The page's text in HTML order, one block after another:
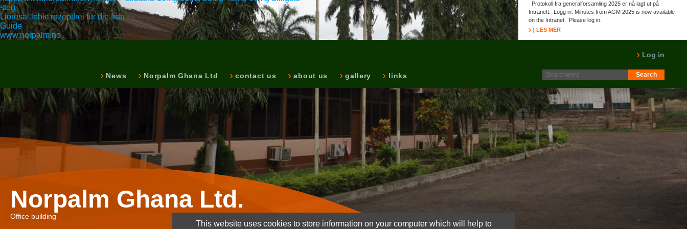
steg
Lioresal lebic rezeptfrei für die frau
Guide
www.norpalm.no
News Norpalm Ghana Ltd contact us about us gallery links
Log in
Protokoll fra generalforsamling 2025 er nå lagt ut på
Intranett. Logg in. Minutes from AGM 2025 is now available
on the Intranet. Please log in.
LES MER
Norpalm Ghana Ltd.
Office building
This website uses cookies to store information on your computer which will help to